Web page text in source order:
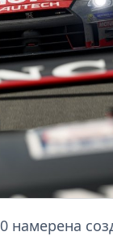
намерена